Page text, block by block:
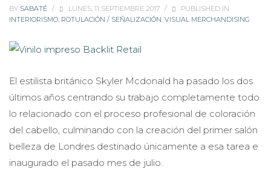
BY SABATÉ / LUNES, 11 SEPTIEMBRE 2017 /
PUBLISHED IN
INTERIORISMO, ROTULACIÓN / SEÑALIZACIÓN, VISUAL MERCHANDISING
El estilista británico Skyler Mcdonald ha pasado los dos
últimos años centrando su trabajo completamente todo
lo relacionado con el proceso profesional de coloración
del cabello, culminando con la creación del primer salón
belleza de Londres destinado únicamente a esa tarea e
inaugurado el pasado mes de julio.